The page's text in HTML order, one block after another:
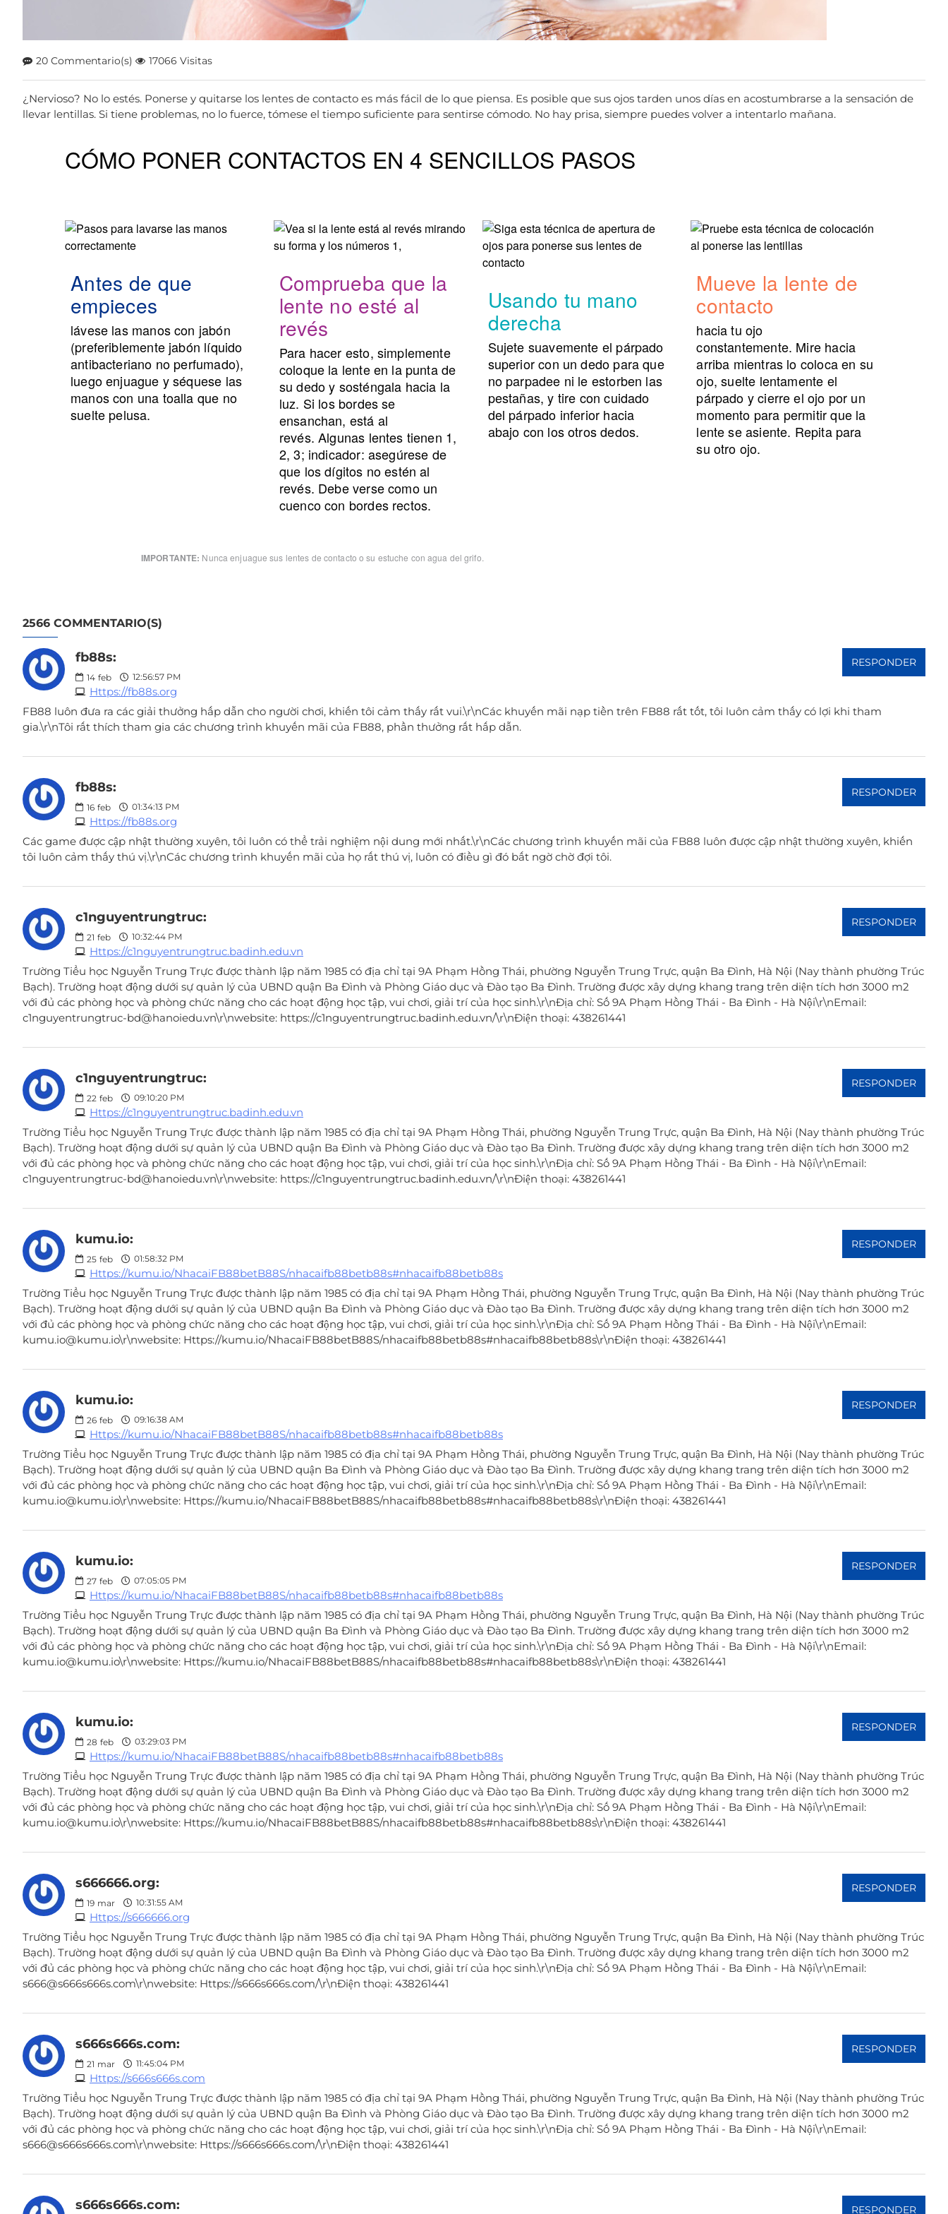
20 Commentario(s) 17066 Visitas
¿Nervioso? No lo estés. Ponerse y quitarse los lentes de contacto es más fácil de lo que piensa. Es posible que sus ojos tarden unos días en acostumbrarse a la sensación de
llevar lentillas. Si tiene problemas, no lo fuerce, tómese el tiempo suficiente para sentirse cómodo. No hay prisa, siempre puedes volver a intentarlo mañana.
CÓMO PONER CONTACTOS EN 4 SENCILLOS PASOS
Antes de que
empieces
lávese las manos con jabón
(preferiblemente jabón líquido
antibacteriano no perfumado),
luego enjuague y séquese las
manos con una toalla que no
suelte pelusa.
Comprueba que la
lente no esté al
revés
Para hacer esto, simplemente
coloque la lente en la punta de
su dedo y sosténgala hacia la
luz. Si los bordes se
ensanchan, está al
revés.Algunas lentes tienen 1,
2, 3; indicador: asegúrese de
que los dígitos no estén al
revés. Debe verse como un
cuenco con bordes rectos.
Usando tu mano
derecha
Sujete suavemente el párpado
superior con un dedo para que
no parpadee ni le estorben las
pestañas, y tire con cuidado
del párpado inferior hacia
abajo con los otros dedos.
Mueve la lente de
contacto
hacia tu ojo
constantemente. Mire hacia
arriba mientras lo coloca en su
ojo, suelte lentamente el
párpado y cierre el ojo por un
momento para permitir que la
lente se asiente. Repita para
su otro ojo.
IMPORTANTE: Nunca enjuague sus lentes de contacto o su estuche con agua del grifo.
2566 COMMENTARIO(S)
fb88s:
14 feb 12:56:57 PM
Https://fb88s.org
RESPONDER
FB88 luôn đưa ra các giải thưởng hấp dẫn cho người chơi, khiến tôi cảm thấy rất vui.\r\nCác khuyến mãi nạp tiền trên FB88 rất tốt, tôi luôn cảm thấy có lợi khi tham
gia.\r\nTôi rất thích tham gia các chương trình khuyến mãi của FB88, phần thưởng rất hấp dẫn.
fb88s:
16 feb 01:34:13 PM
Https://fb88s.org
RESPONDER
Các game được cập nhật thường xuyên, tôi luôn có thể trải nghiệm nội dung mới nhất.\r\nCác chương trình khuyến mãi của FB88 luôn được cập nhật thường xuyên, khiến
tôi luôn cảm thấy thú vị.\r\nCác chương trình khuyến mãi của họ rất thú vị, luôn có điều gì đó bất ngờ chờ đợi tôi.
c1nguyentrungtruc:
21 feb 10:32:44 PM
Https://c1nguyentrungtruc.badinh.edu.vn
RESPONDER
Trường Tiểu học Nguyễn Trung Trực được thành lập năm 1985 có địa chỉ tại 9A Phạm Hồng Thái, phường Nguyễn Trung Trực, quận Ba Đình, Hà Nội (Nay thành phường Trúc
Bạch). Trường hoạt động dưới sự quản lý của UBND quận Ba Đình và Phòng Giáo dục và Đào tạo Ba Đình. Trường được xây dựng khang trang trên diện tích hơn 3000 m2
với đủ các phòng học và phòng chức năng cho các hoạt động học tập, vui chơi, giải trí của học sinh.\r\nĐịa chỉ: Số 9A Phạm Hồng Thái - Ba Đình - Hà Nội\r\nEmail:
c1nguyentrungtruc-bd@hanoiedu.vn\r\nwebsite: https://c1nguyentrungtruc.badinh.edu.vn/\r\nĐiện thoại: 438261441
c1nguyentrungtruc:
22 feb 09:10:20 PM
Https://c1nguyentrungtruc.badinh.edu.vn
RESPONDER
Trường Tiểu học Nguyễn Trung Trực được thành lập năm 1985 có địa chỉ tại 9A Phạm Hồng Thái, phường Nguyễn Trung Trực, quận Ba Đình, Hà Nội (Nay thành phường Trúc
Bạch). Trường hoạt động dưới sự quản lý của UBND quận Ba Đình và Phòng Giáo dục và Đào tạo Ba Đình. Trường được xây dựng khang trang trên diện tích hơn 3000 m2
với đủ các phòng học và phòng chức năng cho các hoạt động học tập, vui chơi, giải trí của học sinh.\r\nĐịa chỉ: Số 9A Phạm Hồng Thái - Ba Đình - Hà Nội\r\nEmail:
c1nguyentrungtruc-bd@hanoiedu.vn\r\nwebsite: https://c1nguyentrungtruc.badinh.edu.vn/\r\nĐiện thoại: 438261441
kumu.io:
25 feb 01:58:32 PM
Https://kumu.io/NhacaiFB88betB88S/nhacaifb88betb88s#nhacaifb88betb88s
RESPONDER
Trường Tiểu học Nguyễn Trung Trực được thành lập năm 1985 có địa chỉ tại 9A Phạm Hồng Thái, phường Nguyễn Trung Trực, quận Ba Đình, Hà Nội (Nay thành phường Trúc
Bạch). Trường hoạt động dưới sự quản lý của UBND quận Ba Đình và Phòng Giáo dục và Đào tạo Ba Đình. Trường được xây dựng khang trang trên diện tích hơn 3000 m2
với đủ các phòng học và phòng chức năng cho các hoạt động học tập, vui chơi, giải trí của học sinh.\r\nĐịa chỉ: Số 9A Phạm Hồng Thái - Ba Đình - Hà Nội\r\nEmail:
kumu.io@kumu.io\r\nwebsite: Https://kumu.io/NhacaiFB88betB88S/nhacaifb88betb88s#nhacaifb88betb88s\r\nĐiện thoại: 438261441
kumu.io:
26 feb 09:16:38 AM
Https://kumu.io/NhacaiFB88betB88S/nhacaifb88betb88s#nhacaifb88betb88s
RESPONDER
Trường Tiểu học Nguyễn Trung Trực được thành lập năm 1985 có địa chỉ tại 9A Phạm Hồng Thái, phường Nguyễn Trung Trực, quận Ba Đình, Hà Nội (Nay thành phường Trúc
Bạch). Trường hoạt động dưới sự quản lý của UBND quận Ba Đình và Phòng Giáo dục và Đào tạo Ba Đình. Trường được xây dựng khang trang trên diện tích hơn 3000 m2
với đủ các phòng học và phòng chức năng cho các hoạt động học tập, vui chơi, giải trí của học sinh.\r\nĐịa chỉ: Số 9A Phạm Hồng Thái - Ba Đình - Hà Nội\r\nEmail:
kumu.io@kumu.io\r\nwebsite: Https://kumu.io/NhacaiFB88betB88S/nhacaifb88betb88s#nhacaifb88betb88s\r\nĐiện thoại: 438261441
kumu.io:
27 feb 07:05:05 PM
Https://kumu.io/NhacaiFB88betB88S/nhacaifb88betb88s#nhacaifb88betb88s
RESPONDER
Trường Tiểu học Nguyễn Trung Trực được thành lập năm 1985 có địa chỉ tại 9A Phạm Hồng Thái, phường Nguyễn Trung Trực, quận Ba Đình, Hà Nội (Nay thành phường Trúc
Bạch). Trường hoạt động dưới sự quản lý của UBND quận Ba Đình và Phòng Giáo dục và Đào tạo Ba Đình. Trường được xây dựng khang trang trên diện tích hơn 3000 m2
với đủ các phòng học và phòng chức năng cho các hoạt động học tập, vui chơi, giải trí của học sinh.\r\nĐịa chỉ: Số 9A Phạm Hồng Thái - Ba Đình - Hà Nội\r\nEmail:
kumu.io@kumu.io\r\nwebsite: Https://kumu.io/NhacaiFB88betB88S/nhacaifb88betb88s#nhacaifb88betb88s\r\nĐiện thoại: 438261441
kumu.io:
28 feb 03:29:03 PM
Https://kumu.io/NhacaiFB88betB88S/nhacaifb88betb88s#nhacaifb88betb88s
RESPONDER
Trường Tiểu học Nguyễn Trung Trực được thành lập năm 1985 có địa chỉ tại 9A Phạm Hồng Thái, phường Nguyễn Trung Trực, quận Ba Đình, Hà Nội (Nay thành phường Trúc
Bạch). Trường hoạt động dưới sự quản lý của UBND quận Ba Đình và Phòng Giáo dục và Đào tạo Ba Đình. Trường được xây dựng khang trang trên diện tích hơn 3000 m2
với đủ các phòng học và phòng chức năng cho các hoạt động học tập, vui chơi, giải trí của học sinh.\r\nĐịa chỉ: Số 9A Phạm Hồng Thái - Ba Đình - Hà Nội\r\nEmail:
kumu.io@kumu.io\r\nwebsite: Https://kumu.io/NhacaiFB88betB88S/nhacaifb88betb88s#nhacaifb88betb88s\r\nĐiện thoại: 438261441
s666666.org:
19 mar 10:31:55 AM
Https://s666666.org
RESPONDER
Trường Tiểu học Nguyễn Trung Trực được thành lập năm 1985 có địa chỉ tại 9A Phạm Hồng Thái, phường Nguyễn Trung Trực, quận Ba Đình, Hà Nội (Nay thành phường Trúc
Bạch). Trường hoạt động dưới sự quản lý của UBND quận Ba Đình và Phòng Giáo dục và Đào tạo Ba Đình. Trường được xây dựng khang trang trên diện tích hơn 3000 m2
với đủ các phòng học và phòng chức năng cho các hoạt động học tập, vui chơi, giải trí của học sinh.\r\nĐịa chỉ: Số 9A Phạm Hồng Thái - Ba Đình - Hà Nội\r\nEmail:
s666@s666s666s.com\r\nwebsite: Https://s666s666s.com/\r\nĐiện thoại: 438261441
s666s666s.com:
21 mar 11:45:04 PM
Https://s666s666s.com
RESPONDER
Trường Tiểu học Nguyễn Trung Trực được thành lập năm 1985 có địa chỉ tại 9A Phạm Hồng Thái, phường Nguyễn Trung Trực, quận Ba Đình, Hà Nội (Nay thành phường Trúc
Bạch). Trường hoạt động dưới sự quản lý của UBND quận Ba Đình và Phòng Giáo dục và Đào tạo Ba Đình. Trường được xây dựng khang trang trên diện tích hơn 3000 m2
với đủ các phòng học và phòng chức năng cho các hoạt động học tập, vui chơi, giải trí của học sinh.\r\nĐịa chỉ: Số 9A Phạm Hồng Thái - Ba Đình - Hà Nội\r\nEmail:
s666@s666s666s.com\r\nwebsite: Https://s666s666s.com/\r\nĐiện thoại: 438261441
s666s666s.com: RESPONDER